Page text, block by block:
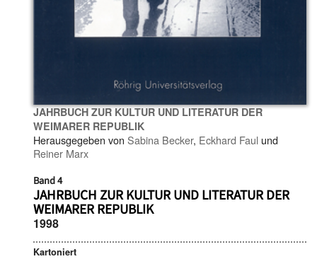
JAHRBUCH ZUR KULTUR UND LITERATUR DER
WEIMARER REPUBLIK
Herausgegeben von Sabina Becker, Eckhard Faul und
Reiner Marx
Band 4
JAHRBUCH ZUR KULTUR UND LITERATUR DER
WEIMARER REPUBLIK
1998
Kartoniert